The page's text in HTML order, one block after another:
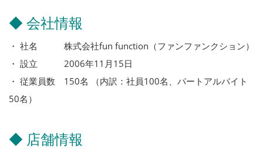
◆ 会社情報
・ 社名 株式会社fun function（ファンファンクション）
・ 設立 2006年11月15日
・ 従業員数 150名 （内訳：社員100名、パートアルバイト
50名）
◆ 店舗情報